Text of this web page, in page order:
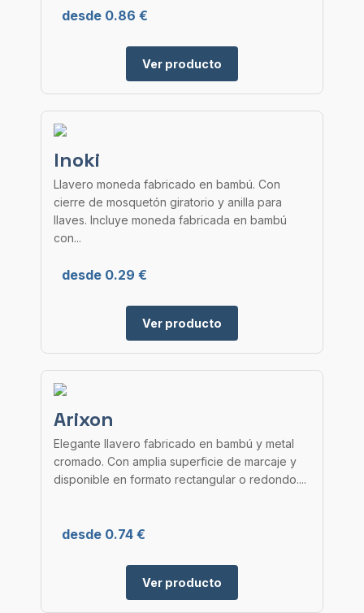
desde 0.86 €
Ver producto
Inoki
Llavero moneda fabricado en bambú. Con
cierre de mosquetón giratorio y anilla para
llaves. Incluye moneda fabricada en bambú
con...
desde 0.29 €
Ver producto
Arixon
Elegante llavero fabricado en bambú y metal
cromado. Con amplia superficie de marcaje y
disponible en formato rectangular o redondo....
desde 0.74 €
Ver producto